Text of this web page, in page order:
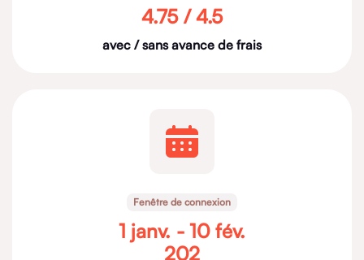
4.75 / 4.5
avec / sans avance de frais
Fenêtre de connexion
1 janv. - 10 fév.
202